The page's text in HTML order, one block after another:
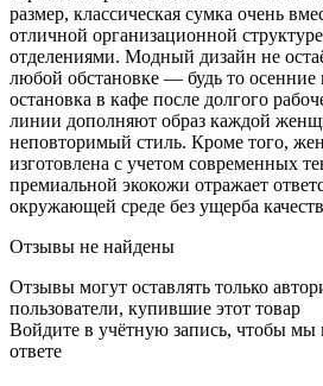
размер, классическая сумка очень
отличной организационной
отделениями. Модный дизайн не
любой обстановке — будь то осенние
остановка в кафе после долгого
линии дополняют образ каждой
неповторимый стиль. Кроме того,
изготовлена с учетом современных
премиальной экокожи отражает
окружающей среде без ущерба
Отзывы не найдены
Отзывы могут оставлять только
пользователи, купившие этот товар
Войдите в учётную запись, чтобы мы
ответе